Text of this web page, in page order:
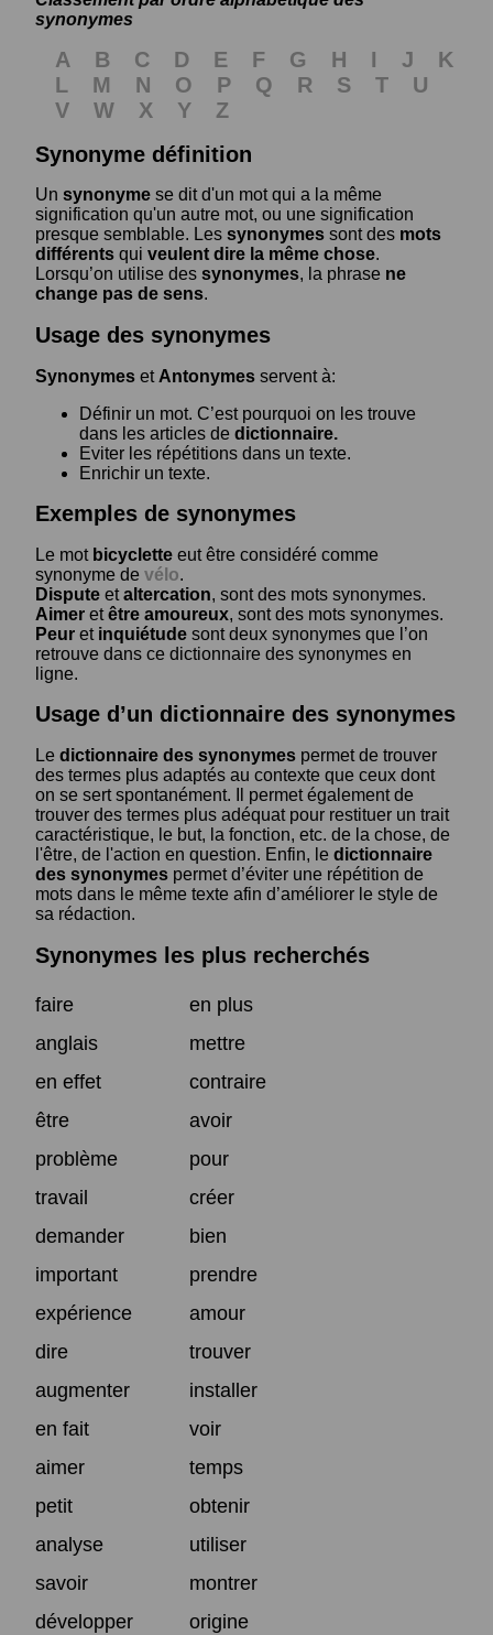
synonymes
A B C D E F G H I J
K
L
M N O P Q R S T
U
V
W X Y
Z
Synonyme définition
Un synonyme se dit d'un mot qui a la même
signification qu'un autre mot, ou une signification
presque semblable. Les synonymes sont des mots
différents qui veulent dire la même chose.
Lorsqu’on utilise des synonymes, la phrase ne
change pas de sens.
Usage des synonymes
Synonymes et Antonymes servent à:
Définir un mot. C’est pourquoi on les trouve
dans les articles de dictionnaire.
Eviter les répétitions dans un texte.
Enrichir un texte.
Exemples de synonymes
Le mot bicyclette eut être considéré comme
synonyme de vélo.
Dispute etaltercation, sont des mots synonymes.
Aimer etêtre amoureux, sont des mots synonymes.
Peur et inquiétude sont deux synonymes que l’on
retrouve dans ce dictionnaire des synonymes en
ligne.
Usage d’un dictionnaire des synonymes
Le dictionnaire des synonymes permet de trouver
des termes plus adaptés au contexte que ceux dont
on se sert spontanément. Il permet également de
trouver des termes plus adéquat pour restituer un trait
caractéristique, le but, la fonction, etc. de la chose, de
l'être, de l'action en question. Enfin, le dictionnaire
des synonymes permet d’éviter une répétition de
mots dans le même texte afin d’améliorer le style de
sa rédaction.
Synonymes les plus recherchés
faire
en plus
anglais
mettre
en effet
contraire
être
avoir
problème
pour
travail
créer
demander
bien
important
prendre
expérience
amour
dire
trouver
augmenter
installer
en fait
voir
aimer
temps
petit
obtenir
analyse
utiliser
savoir
montrer
développer
origine